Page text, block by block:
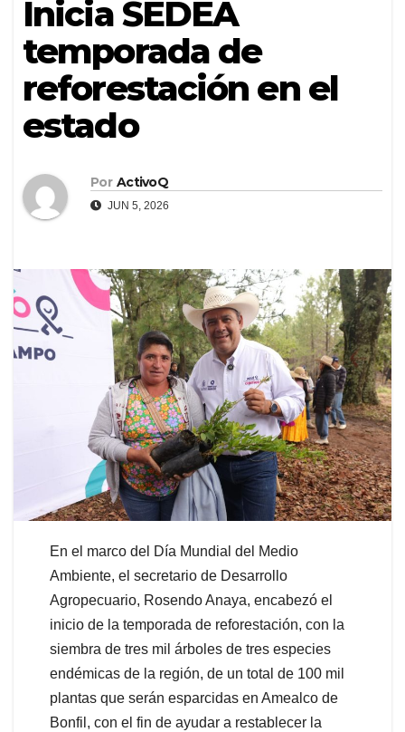
Inicia SEDEA
temporada de
reforestación en el
estado
Por ActivoQ
JUN 5, 2026
En el marco del Día Mundial del Medio
Ambiente, el secretario de Desarrollo
Agropecuario, Rosendo Anaya, encabezó el
inicio de la temporada de reforestación, con la
siembra de tres mil árboles de tres especies
endémicas de la región, de un total de 100 mil
plantas que serán esparcidas en Amealco de
Bonfil, con el fin de ayudar a restablecer la